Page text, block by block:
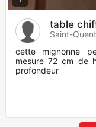
table
Saint-
cette mignonne
mesure 72 cm de
profondeur